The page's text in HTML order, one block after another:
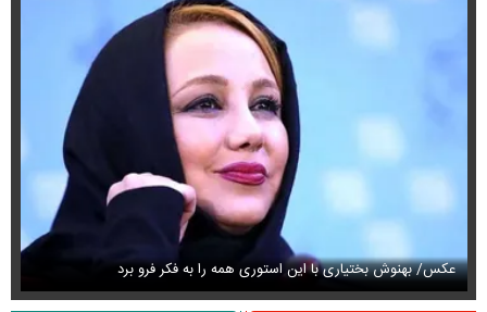
عکس/ بهنوش بختیاری با این استوری همه را به فکر فرو برد